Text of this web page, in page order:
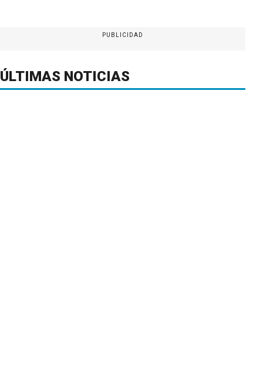
PUBLICIDAD
ÚLTIMAS NOTICIAS